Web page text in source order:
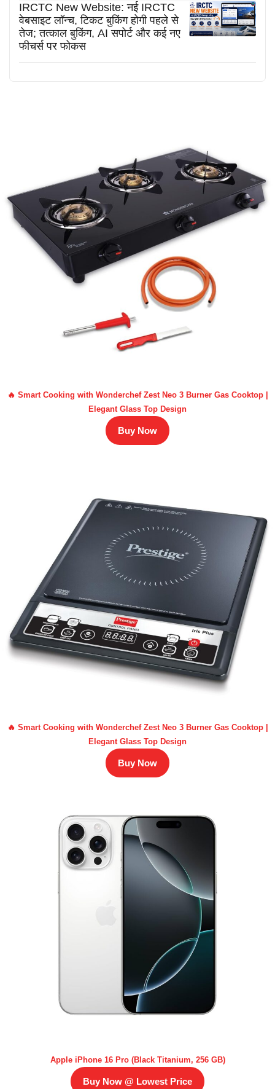
IRCTC New Website: नई IRCTC
वेबसाइट लॉन्च, टिकट बुकिंग होगी पहले से
तेज; तत्काल बुकिंग, AI सपोर्ट और कई नए
फीचर्स पर फोकस
🔥 Smart Cooking with Wonderchef Zest Neo 3 Burner Gas Cooktop |
Elegant Glass Top Design
Buy Now
🔥 Smart Cooking with Wonderchef Zest Neo 3 Burner Gas Cooktop |
Elegant Glass Top Design
Buy Now
Apple iPhone 16 Pro (Black Titanium, 256 GB)
Buy Now @ Lowest Price